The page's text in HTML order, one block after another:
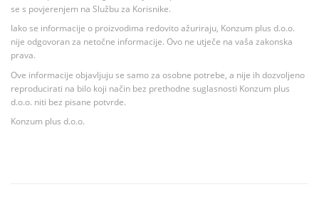
se s povjerenjem na Službu za Korisnike.
Iako se informacije o proizvodima redovito ažuriraju, Konzum plus d.o.o.
nije odgovoran za netočne informacije. Ovo ne utječe na vaša zakonska
prava.
Ove informacije objavljuju se samo za osobne potrebe, a nije ih dozvoljeno
reproducirati na bilo koji način bez prethodne suglasnosti Konzum plus
d.o.o. niti bez pisane potvrde.
Konzum plus d.o.o.